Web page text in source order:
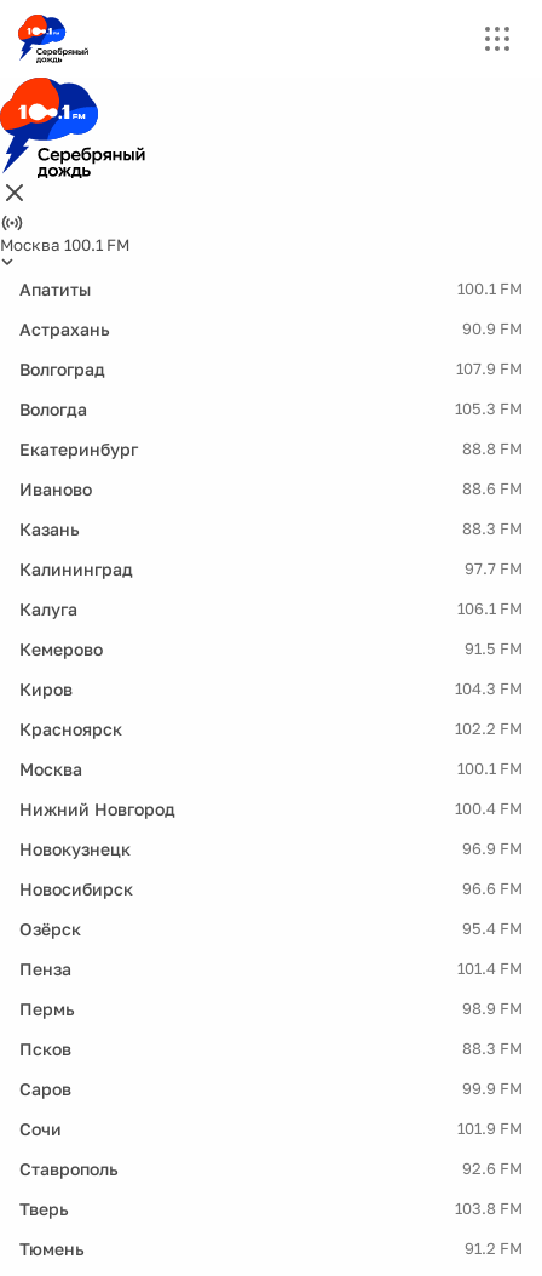
Москва 100.1 FM
Апатиты 100.1 FM
Астрахань 90.9 FM
Волгоград 107.9 FM
Вологда 105.3 FM
Екатеринбург 88.8 FM
Иваново 88.6 FM
Казань 88.3 FM
Калининград 97.7 FM
Калуга 106.1 FM
Кемерово 91.5 FM
Киров 104.3 FM
Красноярск 102.2 FM
Москва 100.1 FM
Нижний Новгород 100.4 FM
Новокузнецк 96.9 FM
Новосибирск 96.6 FM
Озёрск 95.4 FM
Пенза 101.4 FM
Пермь 98.9 FM
Псков 88.3 FM
Саров 99.9 FM
Сочи 101.9 FM
Ставрополь 92.6 FM
Тверь 103.8 FM
Тюмень 91.2 FM